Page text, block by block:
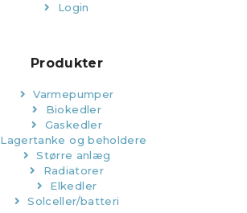
Login
Produkter
Varmepumper
Biokedler
Gaskedler
Lagertanke og beholdere
Større anlæg
Radiatorer
Elkedler
Solceller/batteri